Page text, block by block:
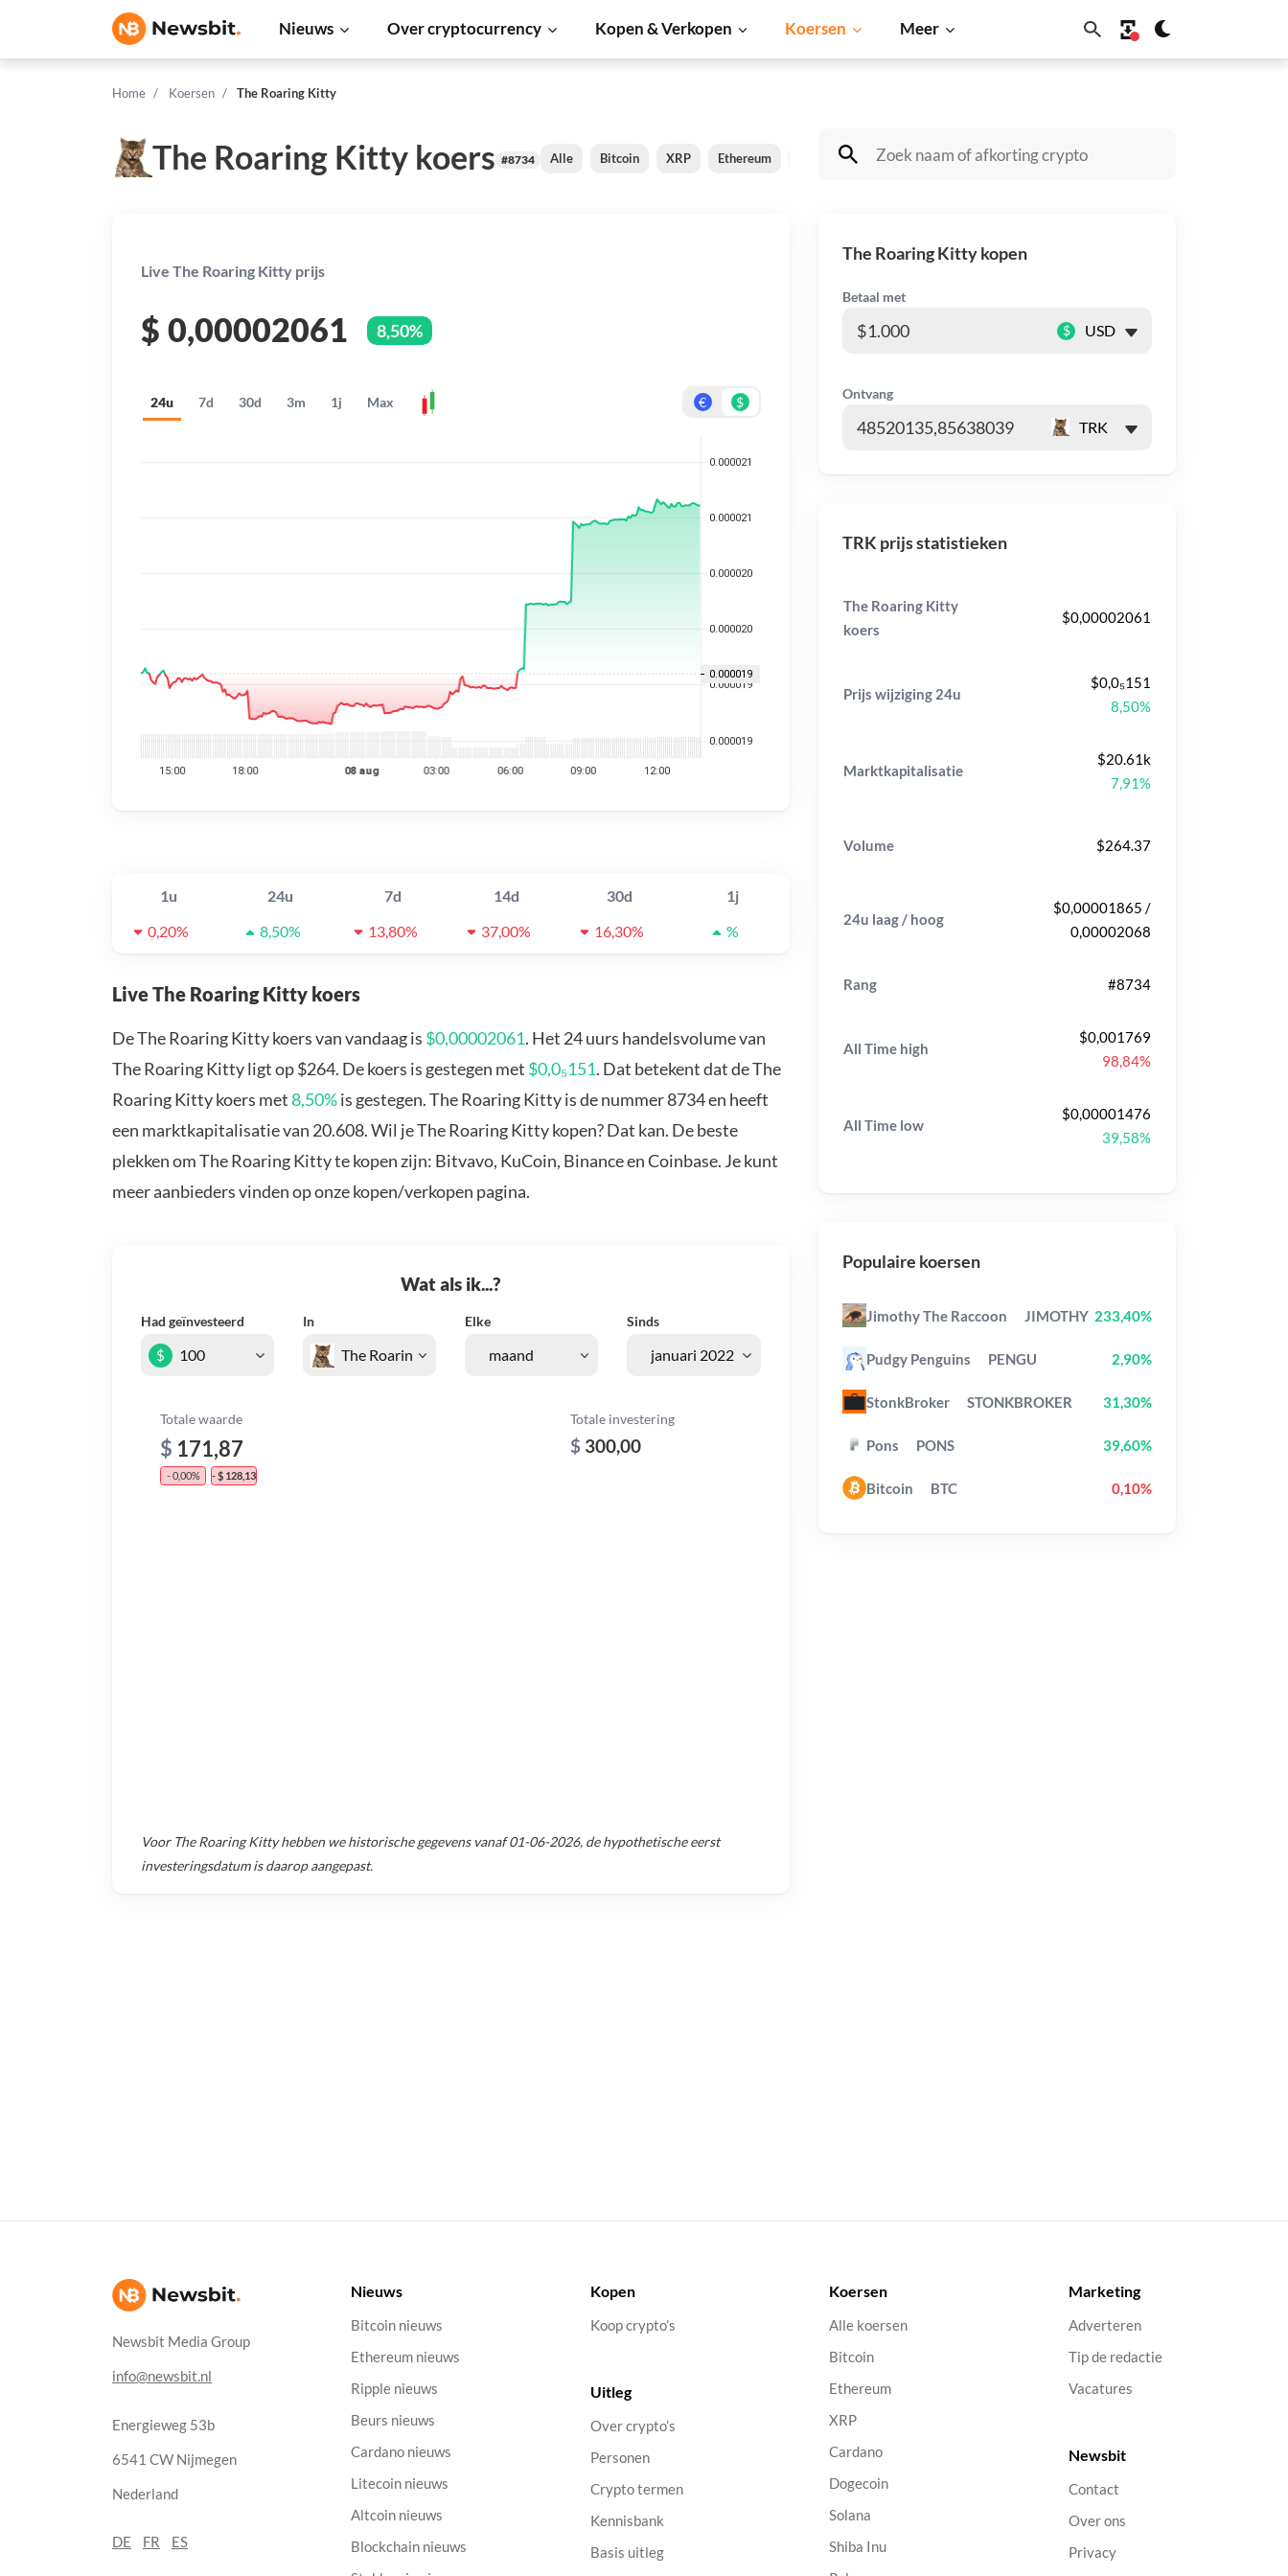
Nieuws Over cryptocurrency Kopen & Verkopen Koersen Meer
Home Koersen The Roaring Kitty
The Roaring Kitty koers #8734 Alle Bitcoin XRP Ethereum Cardano Shiba Inu Dogecoin Solana
Live The Roaring Kitty prijs
$ 0,00002061 8,50%
24u 7d 30d 3m 1j Max € $
1u 24u 7d 14d 30d
1j
0,20%
8,50% 13,80% 37,00% 16,30% %
Live The Roaring Kitty koers
De The Roaring Kitty koers van vandaag is $0,00002061. Het 24 uurs handelsvolume van
The Roaring Kitty ligt op $264. De koers is gestegen met $0,0₅151. Dat betekent dat de The
Roaring Kitty koers met8,50%is gestegen. The Roaring Kitty is de nummer 8734 en heeft
een marktkapitalisatie van 20.608. Wil je The Roaring Kitty kopen? Dat kan. De beste
plekken om The Roaring Kitty te kopen zijn: Bitvavo, KuCoin, Binance en Coinbase. Je kunt
meer aanbieders vinden op onze kopen/verkopen pagina.
Wat als ik...?
Had geïnvesteerd In Elke Sinds
$
Totale waarde
$ 171,87
- 0,00% - $ 128,13
Totale investering
$ 300,00
Voor The Roaring Kittyhebben we historische gegevens vanaf01-06-2026, de hypothetische eerst
investeringsdatum is daarop aangepast.
The Roaring Kitty kopen
Betaal met
$
Ontvang
TRK prijs statistieken
The Roaring Kitty
koers
$0,00002061
Prijs wijziging 24u
$0,0₅151
8,50%
Marktkapitalisatie
$20.61k
7,91%
Volume $264.37
24u laag / hoog
$0,00001865 /
0,00002068
Rang #8734
All Time high
$0,001769
98,84%
All Time low
$0,00001476
39,58%
Populaire koersen
Jimothy The Raccoon JIMOTHY 233,40%
Pudgy Penguins PENGU 2,90%
StonkBroker STONKBROKER 31,30%
Pons PONS 39,60%
Bitcoin BTC 0,10%
Newsbit Media Group
info@newsbit.nl
Energieweg 53b
6541 CW Nijmegen
Nederland
DE FR ES
Nieuws
Bitcoin nieuws
Ethereum nieuws
Ripple nieuws
Beurs nieuws
Cardano nieuws
Litecoin nieuws
Altcoin nieuws
Blockchain nieuws
Kopen
Koop crypto’s
Uitleg
Over crypto’s
Personen
Crypto termen
Kennisbank
Basis uitleg
Koersen
Alle koersen
Bitcoin
Ethereum
XRP
Cardano
Dogecoin
Solana
Shiba Inu
Marketing
Adverteren
Tip de redactie
Vacatures
Newsbit
Contact
Over ons
Privacy